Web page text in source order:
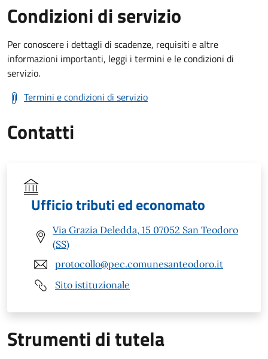
Condizioni di servizio
Per conoscere i dettagli di scadenze, requisiti e altre
informazioni importanti, leggi i termini e le condizioni di
servizio.
Termini e condizioni di servizio
Contatti
Ufficio tributi ed economato
Via Grazia Deledda, 15 07052 San Teodoro
(SS)
protocollo@pec.comunesanteodoro.it
Sito istituzionale
Strumenti di tutela